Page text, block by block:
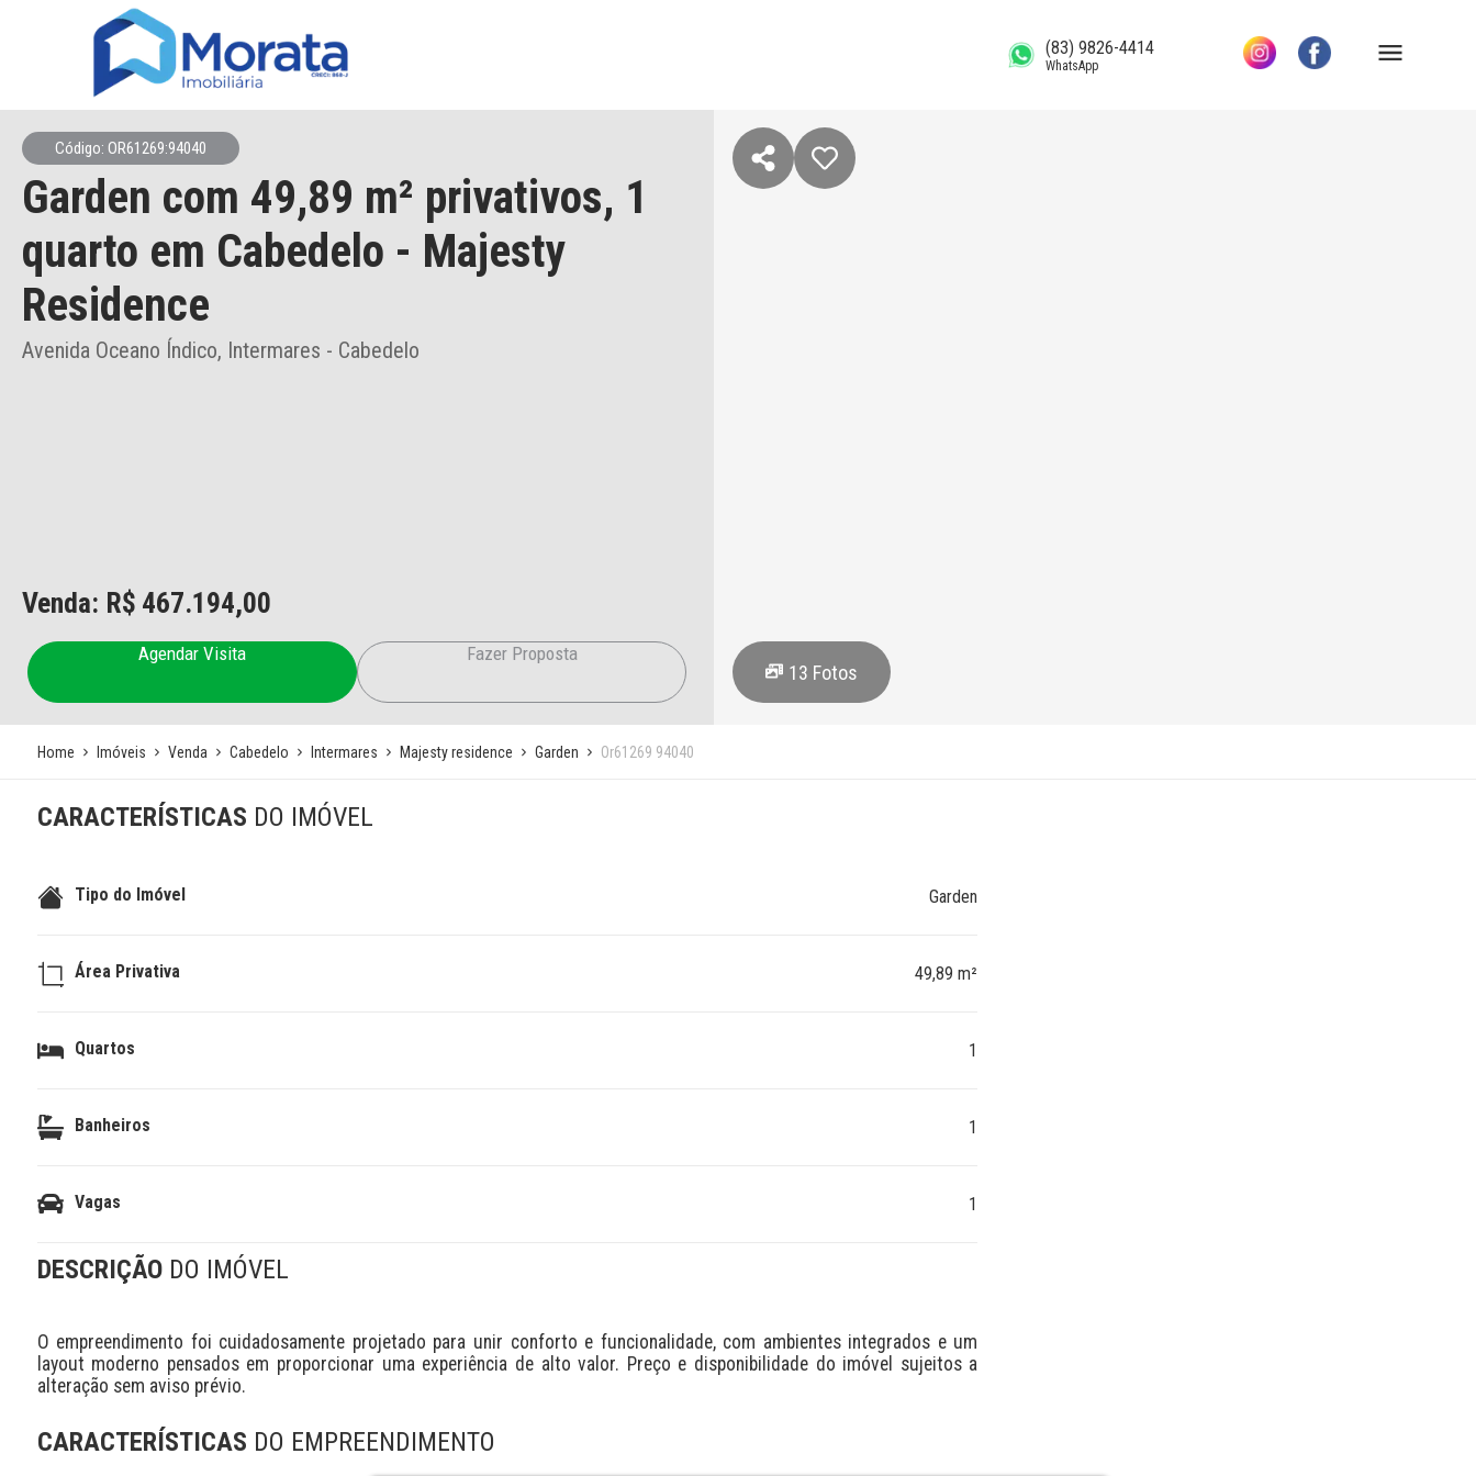
(83) 9826-4414
WhatsApp
Código: OR61269:94040
Garden com 49,89 m² privativos, 1
quarto em Cabedelo - Majesty
Residence
Avenida Oceano Índico, Intermares - Cabedelo
Venda: R$ 467.194,00
Agendar Visita Fazer Proposta
13 Fotos
Home Imóveis Venda Cabedelo Intermares Majesty residence Garden Or61269 94040
CARACTERÍSTICAS DO IMÓVEL
Tipo do Imóvel Garden
Área Privativa 49,89 m²
Quartos 1
Banheiros 1
Vagas 1
DESCRIÇÃO DO IMÓVEL
O empreendimento foi cuidadosamente projetado para unir conforto e funcionalidade, com ambientes integrados e um
layout moderno pensados em proporcionar uma experiência de alto valor. Preço e disponibilidade do imóvel sujeitos a
alteração sem aviso prévio.
CARACTERÍSTICAS DO EMPREENDIMENTO